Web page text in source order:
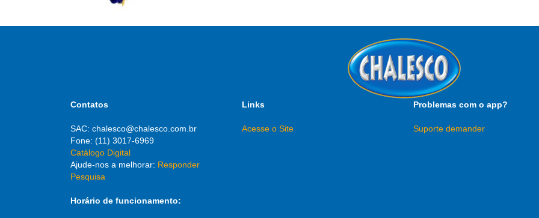
Contatos
SAC: chalesco@chalesco.com.br
Fone: (11) 3017-6969
Catálogo Digital
Ajude-nos a melhorar: Responder
Pesquisa
Horário de funcionamento:
Links
Acesse o Site
Problemas com o app?
Suporte demander